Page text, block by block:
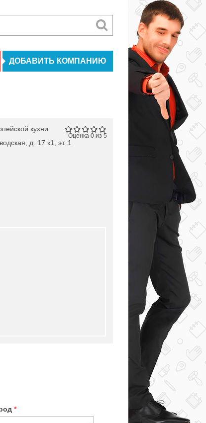
ДОБАВИТЬ КОМПАНИЮ
Оценка 0 из 5
кухни
д. 17 к1, эт. 1
*